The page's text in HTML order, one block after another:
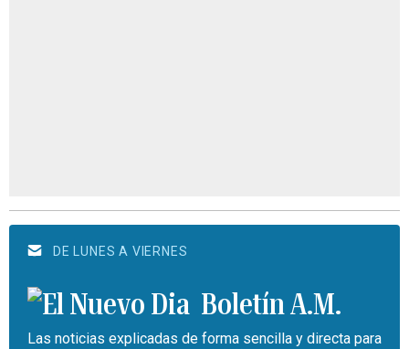
DE LUNES A VIERNES
Boletín A.M.
Las noticias explicadas de forma sencilla y directa para